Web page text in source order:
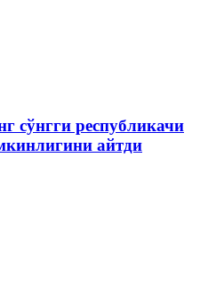
республикачи
айтди